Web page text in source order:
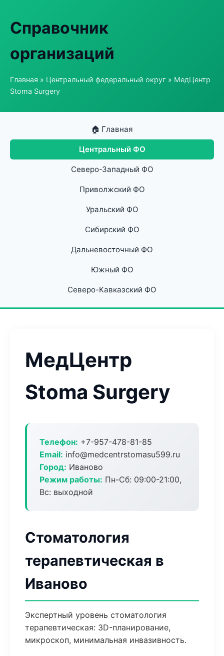
Справочник
организаций
Главная » Центральный федеральный округ » МедЦентр
Stoma Surgery
🏠 Главная
Центральный ФО
Северо-Западный ФО
Приволжский ФО
Уральский ФО
Сибирский ФО
Дальневосточный ФО
Южный ФО
Северо-Кавказский ФО
МедЦентр
Stoma Surgery
Телефон: +7-957-478-81-85
Email: info@medcentrstomasu599.ru
Город: Иваново
Режим работы: Пн-Сб: 09:00-21:00,
Вс: выходной
Стоматология
терапевтическая в
Иваново
Экспертный уровень стоматология
терапевтическая: 3D-планирование,
микроскоп, минимальная инвазивность.